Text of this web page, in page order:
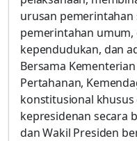
urusan
pemerintahan
kependudukan, dan
Bersama
Pertahanan,
konstitusional
kepresidenan secara
dan Wakil Presiden